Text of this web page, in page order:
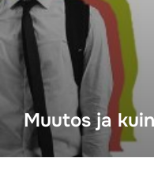
Muutos ja